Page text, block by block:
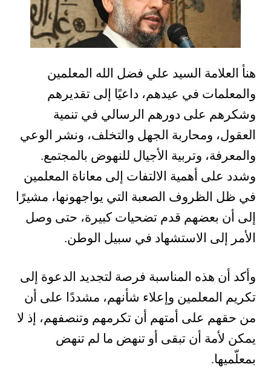
هنأ العلامة السيد علي فضل الله المعلمين
والمعلمات في عيدهم، داعيًا إلى تقديرهم
وشكرهم على دورهم الرسالي في تنمية
العقول، ومحاربة الجهل والتخلف، ونشر الوعي
والمعرفة، وتربية الأجيال للنهوض بالمجتمع.
وشدد على أهمية الالتفات إلى معاناة المعلمين
في ظل الظروف الصعبة التي يواجهونها، مشيرًا
إلى أن بعضهم قدم تضحيات كبيرة، حتى وصل
الأمر إلى الاستشهاد في سبيل الوطن.
وأكد أن هذه المناسبة فرصة لتجديد الدعوة إلى
تكريم المعلمين وإعلاء شأنهم، مشددًا على أن
من حقهم على أمتهم أن تكرمهم وتنصفهم، إذ لا
يمكن لأمة أن تبقى أو تنهض ما لم تنهض
بمعلّميها.